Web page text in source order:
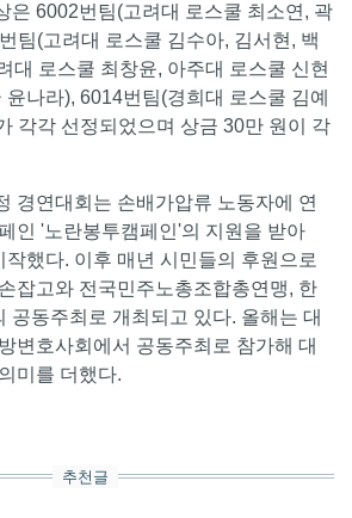
은 6002번팀(고려대 로스쿨 최소연, 곽
팀(고려대 로스쿨 김수아, 김서현, 백
대 로스쿨 최창윤, 아주대 로스쿨 신현
윤나라), 6014번팀(경희대 로스쿨 김예
각각 선정되었으며 상금 30만 원이 각
경연대회는 손배가압류 노동자에 연
인 '노란봉투캠페인'의 지원을 받아
했다. 이후 매년 시민들의 후원으로
잡고와 전국민주노총조합총연맹, 한
공동주최로 개최되고 있다. 올해는 대
변호사회에서 공동주최로 참가해 대
미를 더했다.
추천글